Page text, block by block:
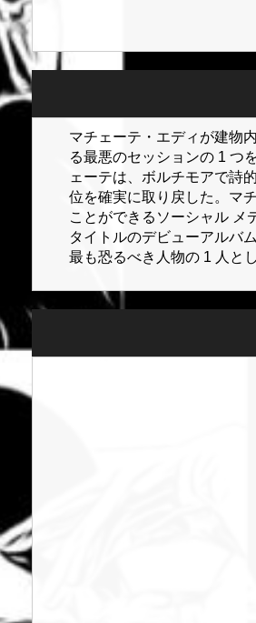
マチェーテ・エディが建物
る最悪のセッションの 1 つ
ェーテは、ボルチモアで詩
位を確実に取り戻した。マ
ことができるソーシャル メ
タイトルのデビューアルバ
最も恐るべき人物の 1 人と